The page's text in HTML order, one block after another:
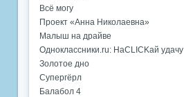
Всё могу
Проект «Анна Николаевна»
Малыш на драйве
Одноклассники.ru: НаCLICKай удачу
Золотое дно
Супергёрл
Балабол 4